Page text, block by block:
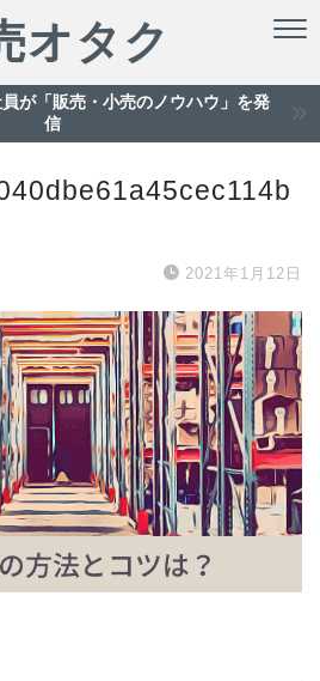
オタク
が「販売・小売のノウハウ」を発
信
2021年1月12日